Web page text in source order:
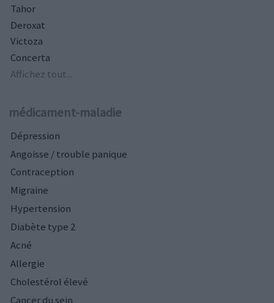
Tahor
Deroxat
Victoza
Concerta
Affichez tout...
médicament-maladie
Dépression
Angoisse / trouble panique
Contraception
Migraine
Hypertension
Diabète type 2
Acné
Allergie
Cholestérol élevé
Cancer du sein